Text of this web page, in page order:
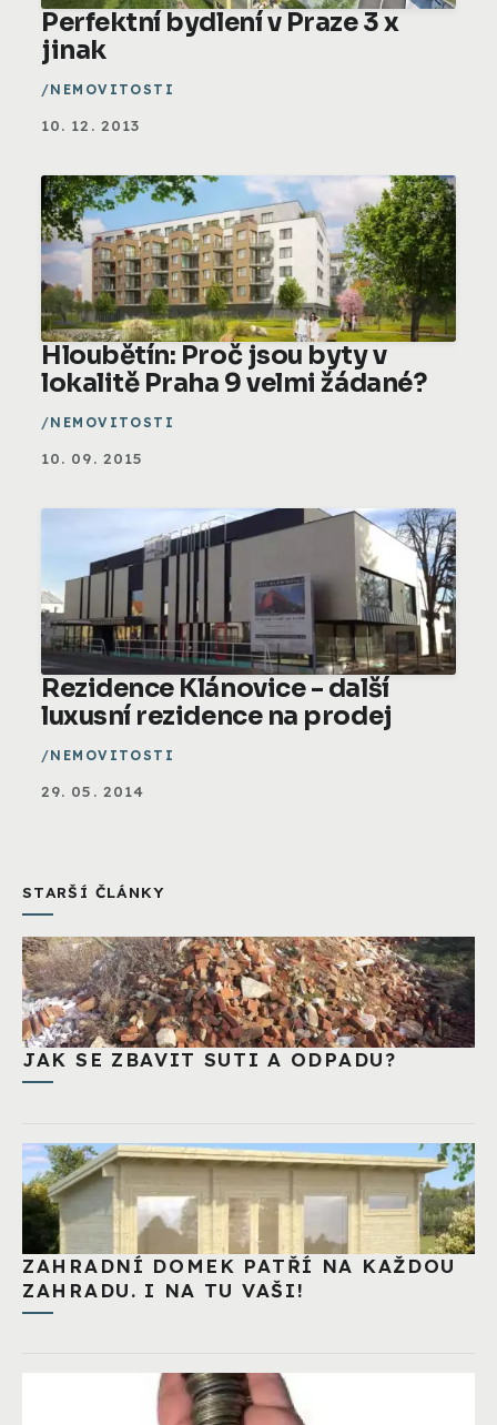
Perfektní bydlení v Praze 3 x
jinak
NEMOVITOSTI
10. 12. 2013
Hloubětín: Proč jsou byty v
lokalitě Praha 9 velmi žádané?
NEMOVITOSTI
10. 09. 2015
Rezidence Klánovice - další
luxusní rezidence na prodej
NEMOVITOSTI
29. 05. 2014
STARŠÍ ČLÁNKY
JAK SE ZBAVIT SUTI A ODPADU?
ZAHRADNÍ DOMEK PATŘÍ NA KAŽDOU
ZAHRADU. I NA TU VAŠI!